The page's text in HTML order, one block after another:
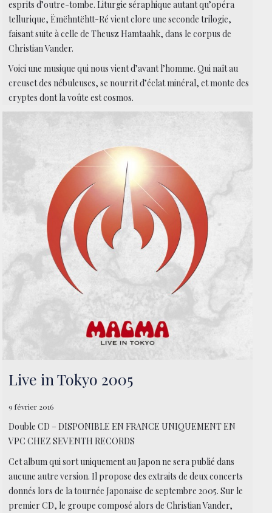
esprits d’outre-tombe. Liturgie séraphique autant qu’opéra
tellurique, Ëmëhntëhtt-Ré vient clore une seconde trilogie,
faisant suite à celle de Theusz Hamtaahk, dans le corpus de
Christian Vander.
Voici une musique qui nous vient d’avant l’homme. Qui naît au
creuset des nébuleuses, se nourrit d’éclat minéral, et monte des
cryptes dont la voûte est cosmos.
Live in Tokyo 2005
9 février 2016
Double CD – DISPONIBLE EN FRANCE UNIQUEMENT EN
VPC CHEZ SEVENTH RECORDS
Cet album qui sort uniquement au Japon ne sera publié dans
aucune autre version. Il propose des extraits de deux concerts
donnés lors de la tournée Japonaise de septembre 2005. Sur le
premier CD, le groupe composé alors de Christian Vander,